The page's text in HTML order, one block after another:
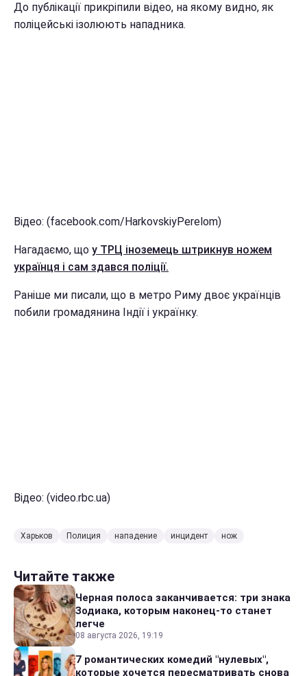
До публікації прикріпили відео, на якому видно, як
поліцейські ізолюють нападника.
Відео: (facebook.com/HarkovskiyPerelom)
Нагадаємо, що у ТРЦ іноземець штрикнув ножем
українця і сам здався поліції.
Раніше ми писали, що в метро Риму двоє українців
побили громадянина Індії і українку.
Відео: (video.rbc.ua)
Харьков Полиция нападение инцидент нож
Читайте также
Черная полоса заканчивается: три знака
Зодиака, которым наконец-то станет
легче
08 августа 2026, 19:19
7 романтических комедий "нулевых",
которые хочется пересматривать снова